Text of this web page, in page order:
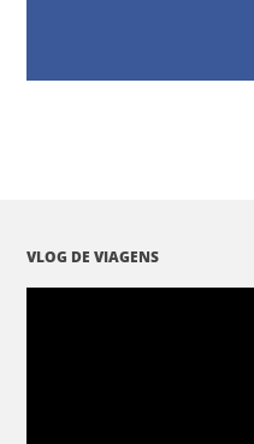
VLOG DE VIAGENS